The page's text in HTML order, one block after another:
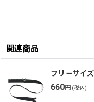
関連商品
フリーサイ
660円 (税込)